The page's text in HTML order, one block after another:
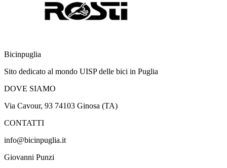
Bicinpuglia
Sito dedicato al mondo UISP delle bici in Puglia
DOVE SIAMO
Via Cavour, 93 74103 Ginosa (TA)
CONTATTI
info@bicinpuglia.it
Giovanni Punzi